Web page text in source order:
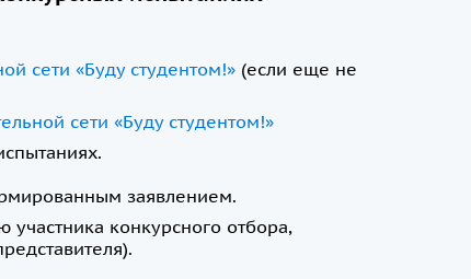
сети «Буду студентом!»(если еще не
сети «Буду студентом!»
заявлением.
участника конкурсного отбора,